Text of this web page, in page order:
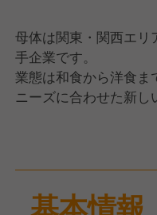
母体は関東・関西エリ
手企業です。
業態は和食から洋食ま
ニーズに合わせた新し
今後も事業拡大・店
今回は戦力強化のた
基本情報